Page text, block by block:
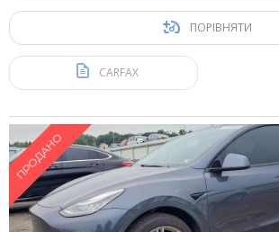
ПОРІВНЯТИ
CARFAX
ПРОДАНО